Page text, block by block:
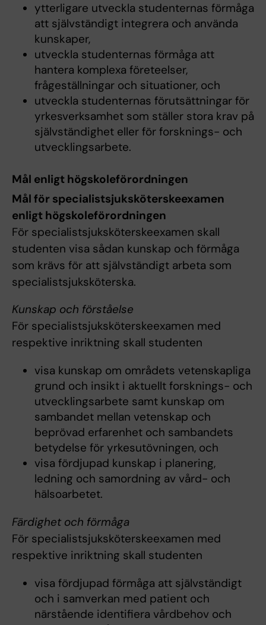
ytterligare utveckla studenternas förmåga
att självständigt integrera och använda
kunskaper,
utveckla studenternas förmåga att
hantera komplexa företeelser,
frågeställningar och situationer, och
utveckla studenternas förutsättningar för
yrkesverksamhet som ställer stora krav på
självständighet eller för forsknings- och
utvecklingsarbete.
Mål enligt högskoleförordningen
Mål för specialistsjuksköterskeexamen
enligt högskoleförordningen
För specialistsjuksköterskeexamen skall
studenten visa sådan kunskap och förmåga
som krävs för att självständigt arbeta som
specialistsjuksköterska.
Kunskap och förståelse
För specialistsjuksköterskeexamen med
respektive inriktning skall studenten
visa kunskap om områdets vetenskapliga
grund och insikt i aktuellt forsknings- och
utvecklingsarbete samt kunskap om
sambandet mellan vetenskap och
beprövad erfarenhet och sambandets
betydelse för yrkesutövningen, och
visa fördjupad kunskap i planering,
ledning och samordning av vård- och
hälsoarbetet.
Färdighet och förmåga
För specialistsjuksköterskeexamen med
respektive inriktning skall studenten
visa fördjupad förmåga att självständigt
och i samverkan med patient och
närstående identifiera vårdbehov och